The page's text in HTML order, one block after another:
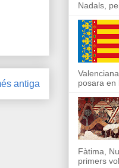
antiga
Nadals,
posara en
Fàtima,
primers